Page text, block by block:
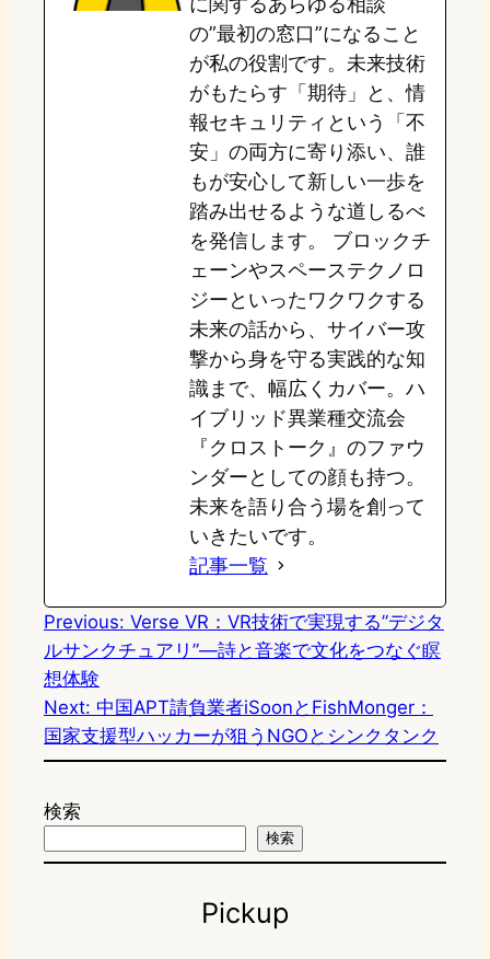
n
k
の”最初の窓口”になること
が私の役割です。未来技術
がもたらす「期待」と、情
報セキュリティという「不
安」の両方に寄り添い、誰
もが安心して新しい一歩を
踏み出せるような道しるべ
を発信します。 ブロックチ
ェーンやスペーステクノロ
ジーといったワクワクする
未来の話から、サイバー攻
撃から身を守る実践的な知
識まで、幅広くカバー。ハ
イブリッド異業種交流会
『クロストーク』のファウ
ンダーとしての顔も持つ。
未来を語り合う場を創って
いきたいです。
記事一覧
Previous: Verse VR：VR技術で実現する”デジタ
ルサンクチュアリ”—詩と音楽で文化をつなぐ瞑
想体験
Next: 中国APT請負業者iSoonとFishMonger：
国家支援型ハッカーが狙うNGOとシンクタンク
検索
検索
Pickup